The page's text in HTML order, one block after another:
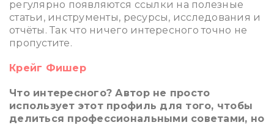
регулярно появляются ссылки на полезные
статьи, инструменты, ресурсы, исследования и
отчёты. Так что ничего интересного точно не
пропустите.
Крейг Фишер
Что интересного? Автор не просто
использует этот профиль для того, чтобы
делиться профессиональными советами, но